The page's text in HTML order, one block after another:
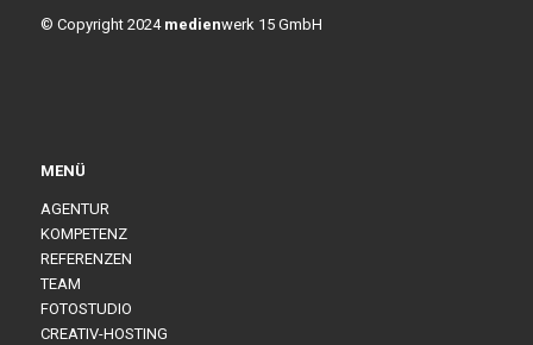
© Copyright 2024 medienwerk 15 GmbH
MENÜ
AGENTUR
KOMPETENZ
REFERENZEN
TEAM
FOTOSTUDIO
CREATIV-HOSTING